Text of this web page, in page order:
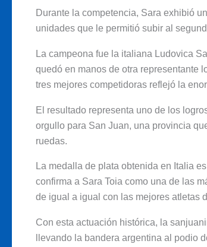
Durante la competencia, Sara exhibió
unidades que le permitió subir al
La campeona fue la italiana Ludovica
quedó en manos de otra representante
tres mejores competidoras reflejó la
El resultado representa uno de los
orgullo para San Juan, una provincia
ruedas.
La medalla de plata obtenida en Italia
confirma a Sara Toia como una de las
de igual a igual con las mejores atletas
Con esta actuación histórica, la
llevando la bandera argentina al podio